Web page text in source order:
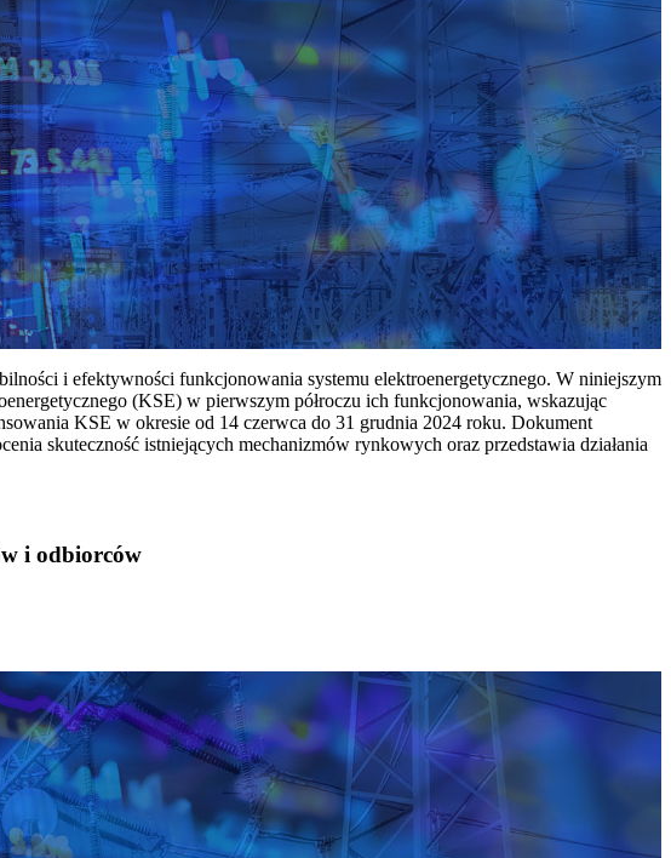
i efektywności funkcjonowania systemu elektroenergetycznego. W niniejszym
(KSE) w pierwszym półroczu ich funkcjonowania, wskazując
KSE w okresie od 14 czerwca do 31 grudnia 2024 roku. Dokument
skuteczność istniejących mechanizmów rynkowych oraz przedstawia działania
i odbiorców